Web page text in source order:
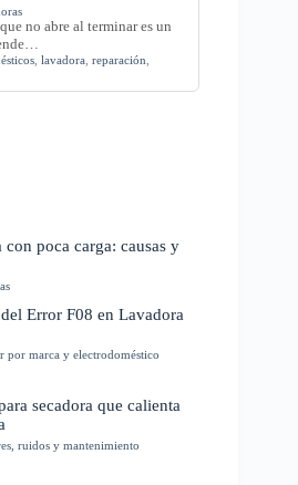
no abre al terminar es un
lavadora reparación
poca carga: causas y
Error F08 en Lavadora
por marca y electrodoméstico
secadora que calienta
ruidos y mantenimiento